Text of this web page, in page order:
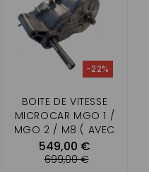
BOITE DE VITESSE
MICROCAR MGO 1 /
MGO 2 / M8 ( AVEC
CAPTEUR A L'ARRIERE
)
549,00 €
-22%
699,00 €